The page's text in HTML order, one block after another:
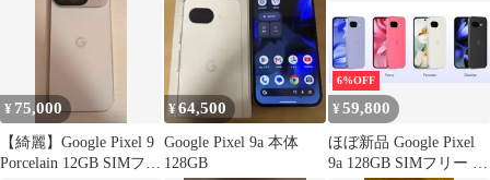
¥ 75,000
【綺麗】Google Pixel 9
Porcelain 12GB SIMフリ
¥64,500
Google Pixel 9a 本体
128GB
6%OFF
¥59,800
ほぼ新品 Google Pixel
9a 128GB SIMフリー 本